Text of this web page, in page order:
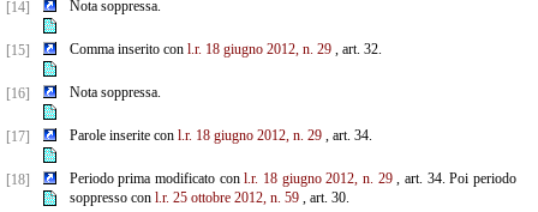
[14] Nota soppressa.
[15] Comma inserito con l.r. 18 giugno 2012, n. 29, art. 32.
[16] Nota soppressa.
[17] Parole inserite con l.r. 18 giugno 2012, n. 29, art. 34.
[18] Periodo prima modificato conl.r. 18 giugno 2012, n. 29, art. 34. Poi periodo
soppresso con l.r. 25 ottobre 2012, n. 59, art. 30.